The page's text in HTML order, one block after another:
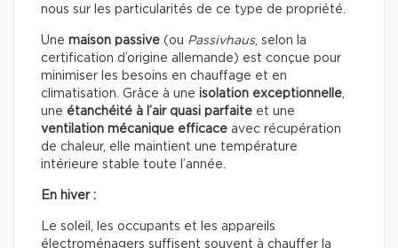
nous sur les particularités de ce type de propriété.
Une maison passive (ou Passivhaus, selon la
certification d’origine allemande) est conçue pour
minimiser les besoins en chauffage et en
climatisation. Grâce à une isolation exceptionnelle,
une étanchéité à l’air quasi parfaite et une
ventilation mécanique efficace avec récupération
de chaleur, elle maintient une température
intérieure stable toute l’année.
En hiver :
Le soleil, les occupants et les appareils
électroménagers suffisent souvent à chauffer la